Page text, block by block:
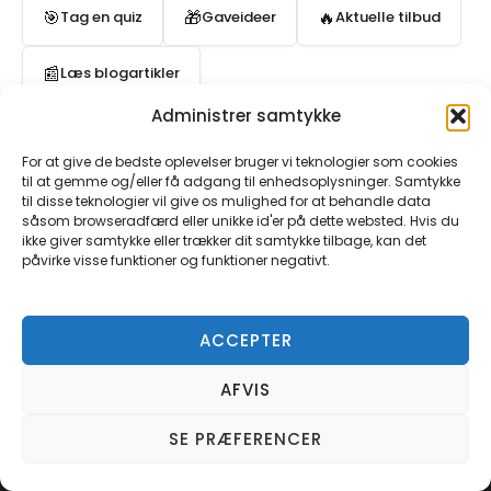
Administrer samtykke
For at give de bedste oplevelser bruger vi teknologier som cookies
til at gemme og/eller få adgang til enhedsoplysninger. Samtykke
til disse teknologier vil give os mulighed for at behandle data
såsom browseradfærd eller unikke id'er på dette websted. Hvis du
ikke giver samtykke eller trækker dit samtykke tilbage, kan det
påvirke visse funktioner og funktioner negativt.
ACCEPTER
AFVIS
SE PRÆFERENCER
🎯Tag en quiz 🎁Gaveideer 🔥Aktuelle tilbud
📰Læs blogartikler